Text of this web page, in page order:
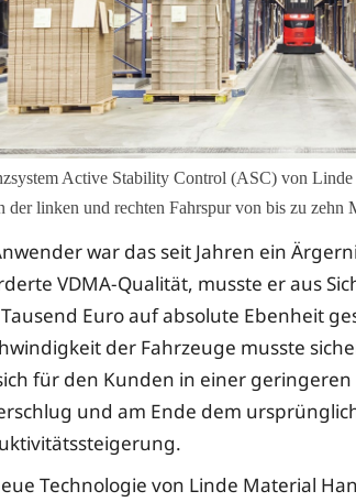
Active Stability Control (ASC) von
der linken und rechten Fahrspur von bis zu zehn
war das seit Jahren ein
VDMA-Qualität, musste er aus
Euro auf absolute Ebenheit
der Fahrzeuge musste
für den Kunden in einer
und am Ende dem
Technologie von Linde Material